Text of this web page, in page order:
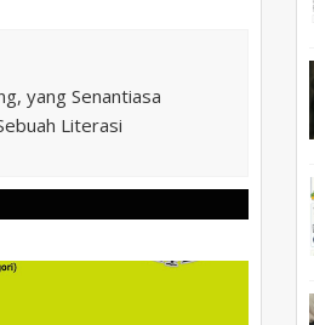
yang Senantiasa
Literasi